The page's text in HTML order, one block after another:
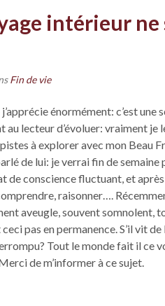
intérieur
Fin de vie
énormément: c’est
lecteur d’évoluer: vraiment je
à explorer avec mon Beau
de lui: je verrai fin de semaine
conscience fluctuant, et après
raisonner….
aveugle, souvent somnolent,
pas en permanence. S’il vit
Tout le monde fait il ce
de m’informer à ce sujet.